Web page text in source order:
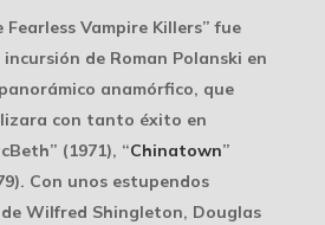
Vampire Killers” fue
de Roman Polanski en
anamórfico, que
con tanto éxito en
(1971), “Chinatown”
Con unos estupendos
Wilfred Shingleton, Douglas